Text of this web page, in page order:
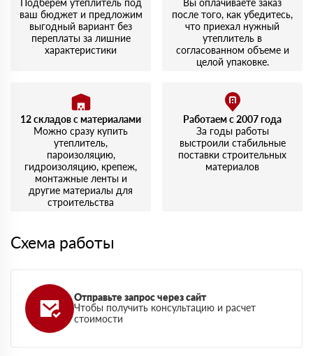
Подберем утеплитель под
ваш бюджет и предложим
выгодный вариант без
переплаты за лишние
характеристики
Вы оплачиваете заказ
после того, как убедитесь,
что приехал нужный
утеплитель в
согласованном объеме и
целой упаковке.
12 складов с материалами
Можно сразу купить
утеплитель,
пароизоляцию,
гидроизоляцию, крепеж,
монтажные ленты и
другие материалы для
строительства
Работаем с 2007 года
За годы работы
выстроили стабильные
поставки строительных
материалов
Схема работы
Отправьте запрос через сайт
Чтобы получить консультацию и расчет
стоимости